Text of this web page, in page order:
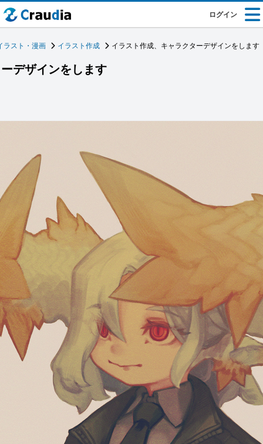
ログイン
ラスト・漫画 イラスト作成 イラスト作成、キャラクターデザインをします
デザインをします